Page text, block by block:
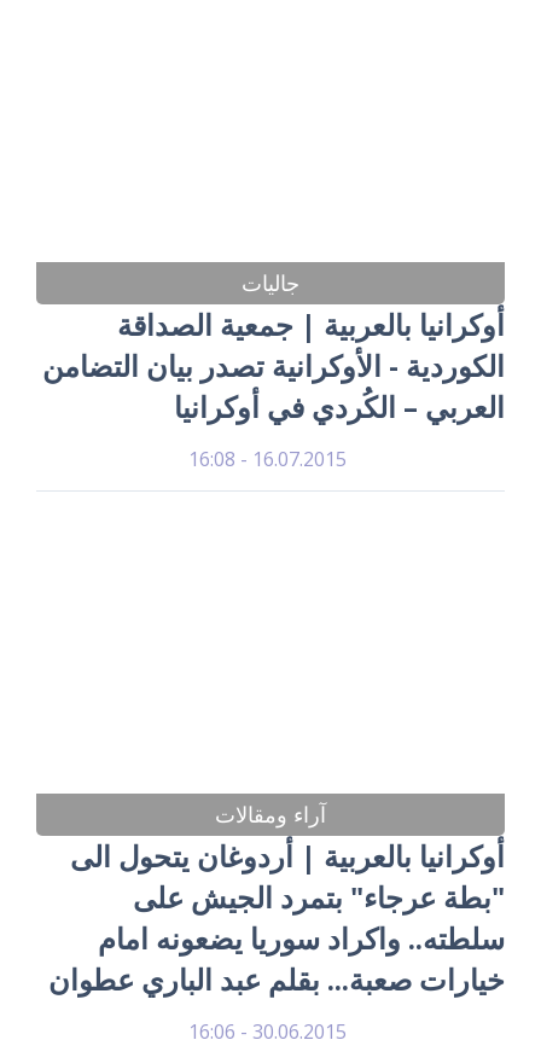
جاليات
أوكرانيا بالعربية | جمعية الصداقة
الكوردية - الأوكرانية تصدر بيان التضامن
العربي – الكُردي في أوكرانيا
16.07.2015 - 16:08
آراء ومقالات
أوكرانيا بالعربية | أردوغان يتحول الى
"بطة عرجاء" بتمرد الجيش على
سلطته.. واكراد سوريا يضعونه امام
خيارات صعبة... بقلم عبد الباري عطوان
30.06.2015 - 16:06